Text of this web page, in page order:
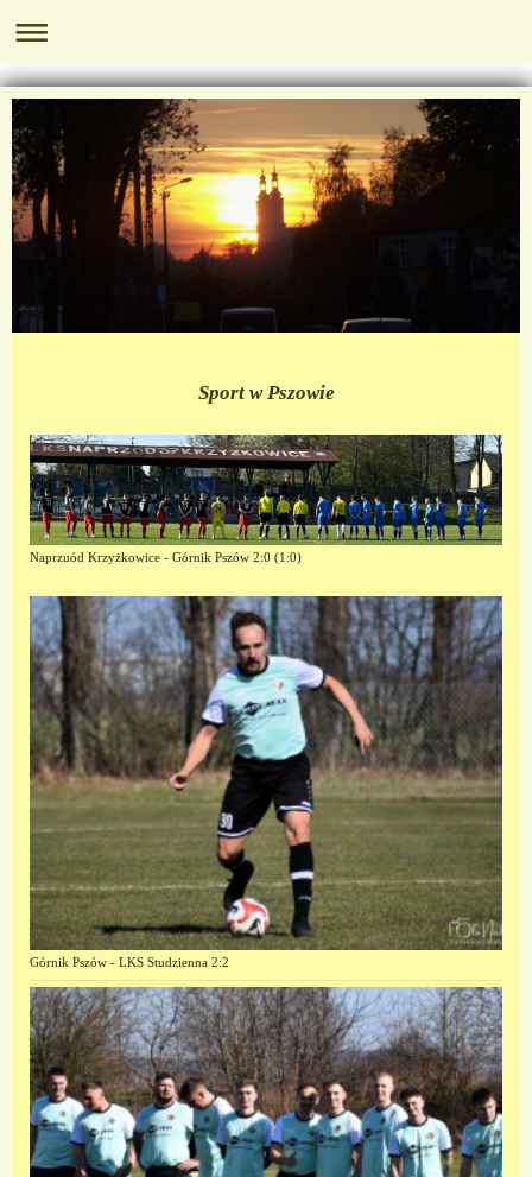
Sport w Pszowie
Naprzuód Krzyżkowice - Górnik Pszów 2:0 (1:0)
Górnik Pszów - LKS Studzienna 2:2